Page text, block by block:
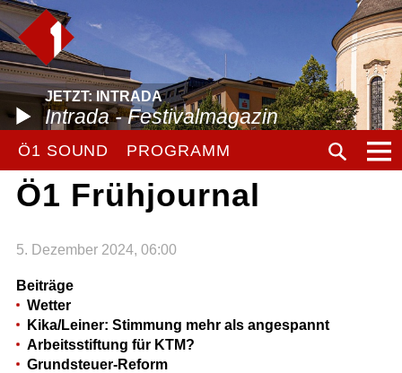
JETZT: INTRADA
Intrada - Festivalmagazin
Ö1 SOUND PROGRAMM
Ö1 Frühjournal
5. Dezember 2024, 06:00
Beiträge
Wetter
Kika/Leiner: Stimmung mehr als angespannt
Arbeitsstiftung für KTM?
Grundsteuer-Reform